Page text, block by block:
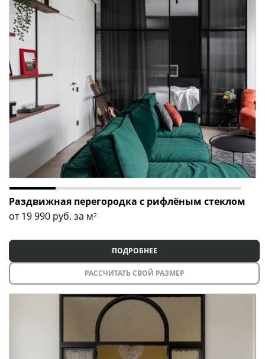
Раздвижная перегородка с рифлёным стеклом
от 19 990 руб. за м2
ПОДРОБНЕЕ
РАССЧИТАТЬ СВОЙ РАЗМЕР